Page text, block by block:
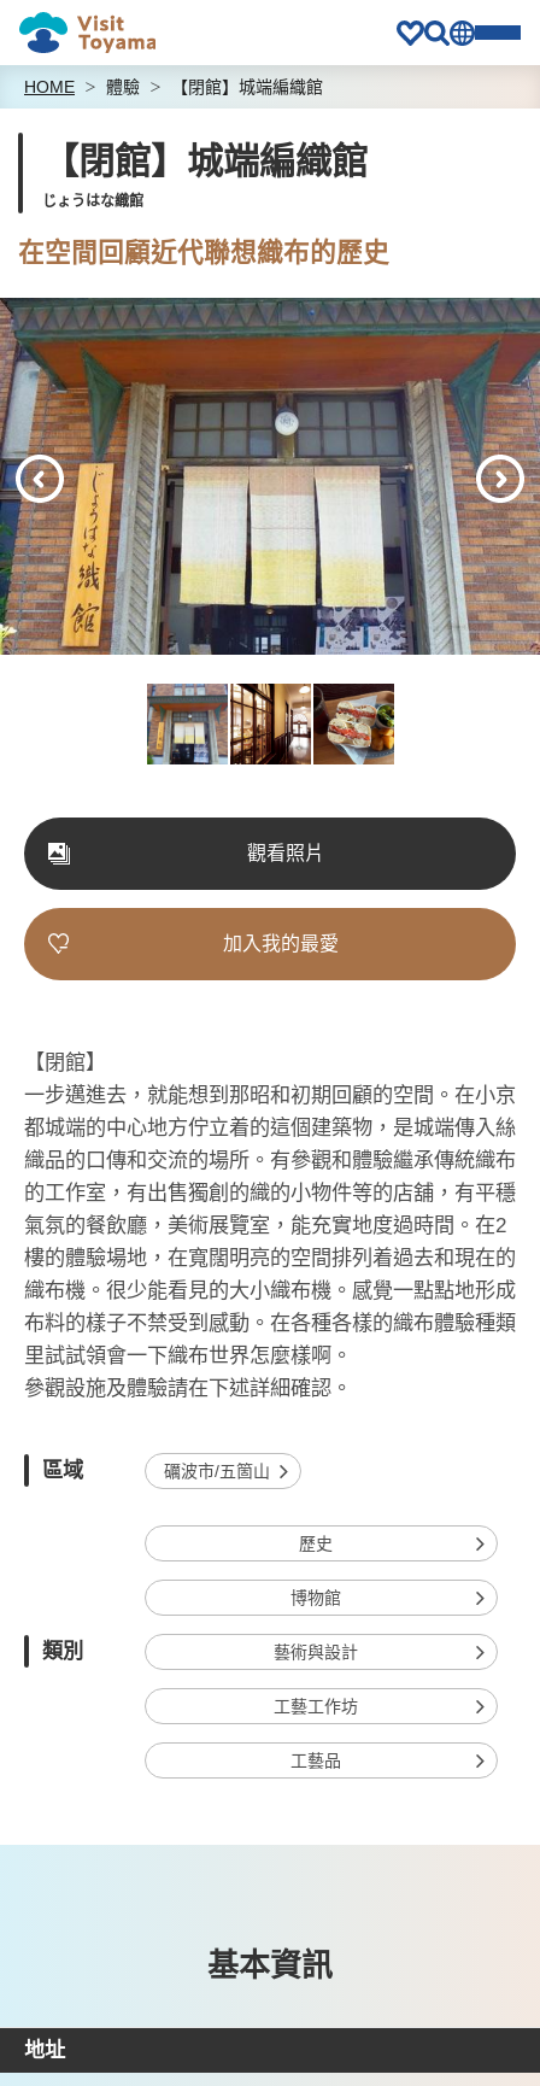
HOME 體驗 【閉館】城端編織館
【閉館】城端編織館
じょうはな織館
在空間回顧近代聯想織布的歷史
觀看照片
加入我的最愛
【閉館】
一步邁進去，就能想到那昭和初期回顧的空間。在小京
都城端的中心地方佇立着的這個建築物，是城端傳入絲
織品的口傳和交流的場所。有參觀和體驗繼承傳統織布
的工作室，有出售獨創的織的小物件等的店舖，有平穩
氣氛的餐飲廳，美術展覽室，能充實地度過時間。在2
樓的體驗場地，在寬闊明亮的空間排列着過去和現在的
織布機。很少能看見的大小織布機。感覺一點點地形成
布料的樣子不禁受到感動。在各種各樣的織布體驗種類
里試試領會一下織布世界怎麼樣啊。
參觀設施及體驗請在下述詳細確認。
區域 礪波市/五箇山
類別
歷史
博物館
藝術與設計
工藝工作坊
工藝品
基本資訊
地址